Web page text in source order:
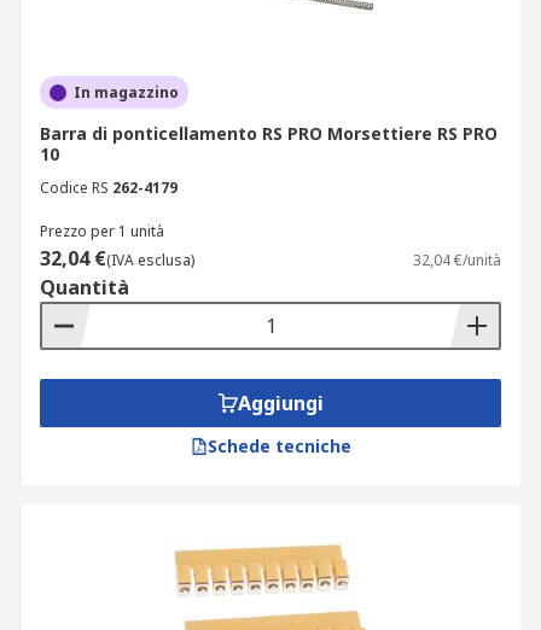
In magazzino
Barra di ponticellamento RS PRO Morsettiere RS PRO
10
Codice RS 262-4179
Prezzo per 1 unità
32,04 €(IVA esclusa) 32,04 €/unità
Quantità
Aggiungi
Schede tecniche